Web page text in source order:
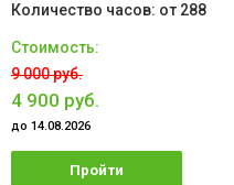
от 288
9 000 руб.
4 900 руб.
до 14.08.2026
Пройти